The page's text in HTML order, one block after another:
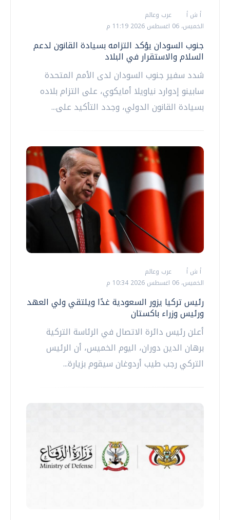
أ ش أ
عرب وعالم
الخميس، 06 اغسطس 2026 11:19 م
جنوب السودان يؤكد التزامه بسيادة القانون لدعم
السلام والاستقرار في البلاد
شدد سفير جنوب السودان لدى الأمم المتحدة
سابينو إدوارد نياويلا أمايكوي، على التزام بلاده
بسيادة القانون الدولي، وجدد التأكيد على...
أ ش أ
عرب وعالم
الخميس، 06 اغسطس 2026 10:34 م
رئيس تركيا يزور السعودية غدًا ويلتقي ولي العهد
ورئيس وزراء باكستان
أعلن رئيس دائرة الاتصال في الرئاسة التركية
برهان الدين دوران، اليوم الخميس، أن الرئيس
التركي رجب طيب أردوغان سيقوم بزيارة...